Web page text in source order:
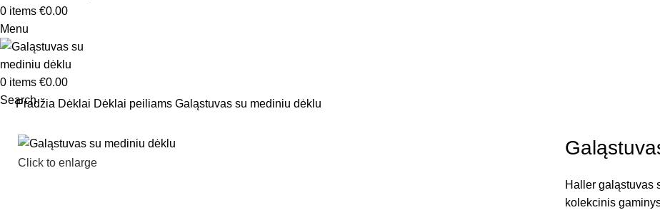
0 items €0.00
Menu
0 items €0.00
Search
Pradžia Dėklai Dėklai peiliams Galąstuvas su mediniu dėklu
Click to enlarge
Haller galąstuvas
kolekcinis